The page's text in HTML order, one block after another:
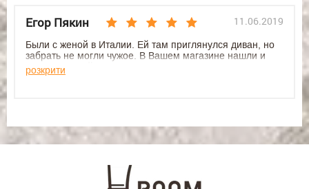
Егор Пякин 11.06.2019
Были с женой в Италии. Ей там приглянулся диван, но
забрать не могли чужое. В Вашем магазине нашли и
заказали такой же. Она счастлива, я тоже.
розкрити